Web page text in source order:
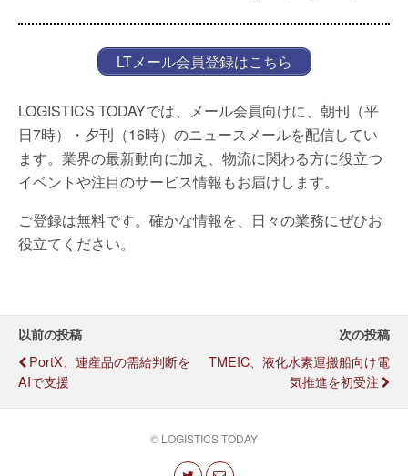
LTメール会員登録はこちら
LOGISTICS TODAYでは、メール会員向けに、朝刊（平
日7時）・夕刊（16時）のニュースメールを配信してい
ます。業界の最新動向に加え、物流に関わる方に役立つ
イベントや注目のサービス情報もお届けします。
ご登録は無料です。確かな情報を、日々の業務にぜひお
役立てください。
以前の投稿
PortX、連産品の需給判断を
AIで支援
次の投稿
TMEIC、液化水素運搬船向け電
気推進を初受注
© LOGISTICS TODAY